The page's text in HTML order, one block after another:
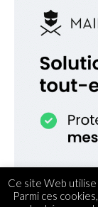
Ce site Web
Parmi ces